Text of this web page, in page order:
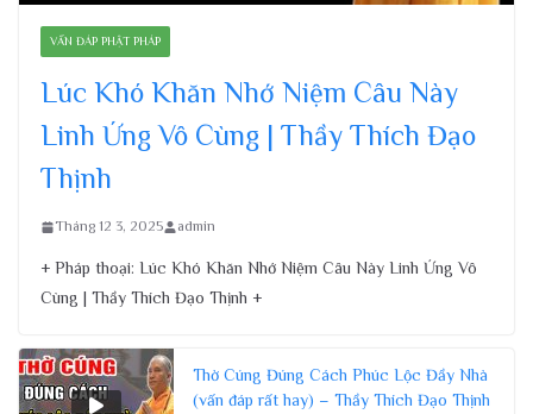
VẤN ĐÁP PHẬT PHÁP
Lúc Khó Khăn Nhớ Niệm Câu Này
Linh Ứng Vô Cùng | Thầy Thích Đạo
Thịnh
Tháng 12 3, 2025 admin
+ Pháp thoại: Lúc Khó Khăn Nhớ Niệm Câu Này Linh Ứng Vô
Cùng | Thầy Thích Đạo Thịnh +
Thờ Cúng Đúng Cách Phúc Lộc Đầy Nhà
(vấn đáp rất hay) – Thầy Thích Đạo Thịnh